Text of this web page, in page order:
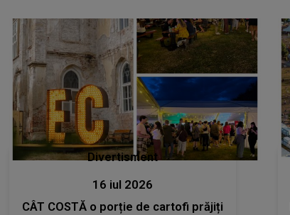
Divertisment
16 iul 2026
CÂT COSTĂ o porție de cartofi prăjiți